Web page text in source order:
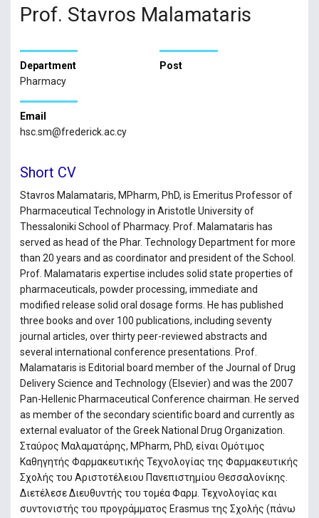
Prof. Stavros Malamataris
Department
Pharmacy
Post
Email
hsc.sm@frederick.ac.cy
Short CV
Stavros Malamataris, MPharm, PhD, is Emeritus Professor of
Pharmaceutical Technology in Aristotle University of
Thessaloniki School of Pharmacy. Prof. Malamataris has
served as head of the Phar. Technology Department for more
than 20 years and as coordinator and president of the School.
Prof. Malamataris expertise includes solid state properties of
pharmaceuticals, powder processing, immediate and
modified release solid oral dosage forms. He has published
three books and over 100 publications, including seventy
journal articles, over thirty peer-reviewed abstracts and
several international conference presentations. Prof.
Malamataris is Editorial board member of the Journal of Drug
Delivery Science and Technology (Elsevier) and was the 2007
Pan-Hellenic Pharmaceutical Conference chairman. He served
as member of the secondary scientific board and currently as
external evaluator of the Greek National Drug Organization.
Σταύρος Μαλαματάρης, MPharm, PhD, είναι Ομότιμος
Καθηγητής Φαρμακευτικής Τεχνολογίας της Φαρμακευτικής
Σχολής του Αριστοτέλειου Πανεπιστημίου Θεσσαλονίκης.
Διετέλεσε Διευθυντής του τομέα Φαρμ. Τεχνολογίας και
συντονιστής του προγράμματος Erasmus της Σχολής (πάνω